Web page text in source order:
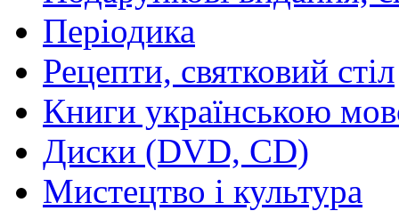
Періодика
Рецепти, святковий стіл
Книги українською
Диски (DVD, CD)
Мистецтво і культура